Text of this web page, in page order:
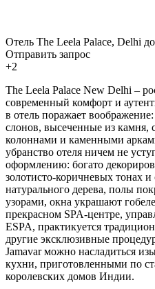
Отель The Leela Palace, Delhi
Отправить запрос
+2
The Leela Palace New Delhi –
современный комфорт и
в отель поражает
слонов, высеченные из камня,
колоннами и каменными
убранство отеля ничем не
оформлению: богато
золотисто-коричневых тонах
натурального дерева, полы
узорами, окна украшают
прекрасном SPA-центре,
ESPA, практикуется
другие эксклюзивные
Jamavar можно насладиться
кухни, приготовленными по
королевских домов Индии.